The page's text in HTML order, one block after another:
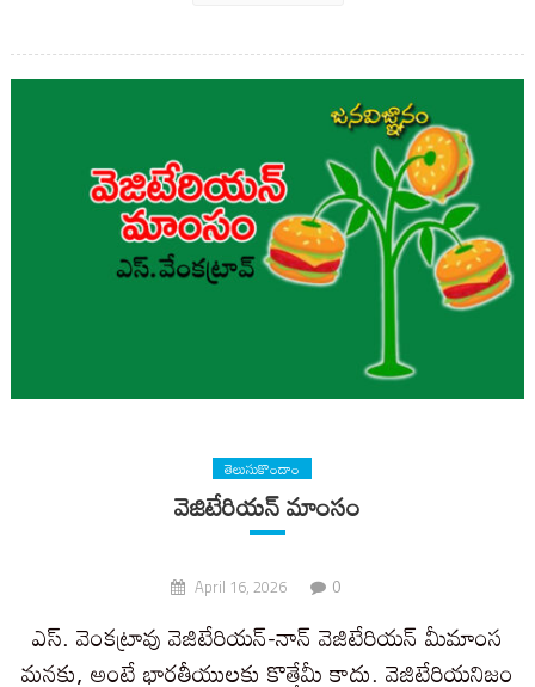
తెలుసుకొందాం
వెజిటేరియన్ మాంసం
April 16, 2026 0
ఎస్. వెంకట్రావు వెజిటేరియన్-నాన్ వెజిటేరియన్ మీమాంస
మనకు, అంటే భారతీయులకు కొత్తేమీ కాదు. వెజిటేరియనిజం